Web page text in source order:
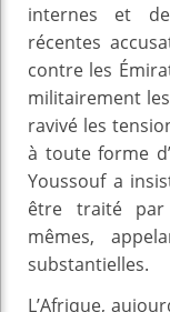
internes et
récentes
contre les
militairement
ravivé les
à toute forme
Youssouf a
être traité par
mêmes,
substantielles.
L’Afrique,